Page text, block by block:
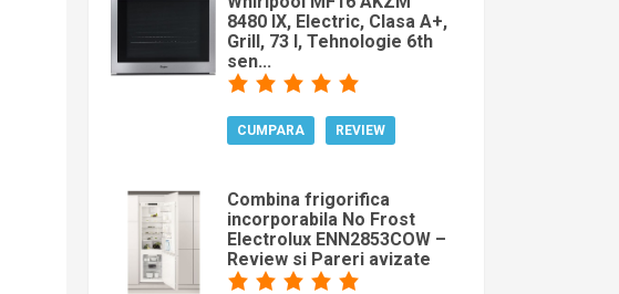
8480 IX, Electric, Clasa A+,
Grill, 73 l, Tehnologie 6th
sen...
CUMPARA REVIEW
Combina frigorifica
incorporabila No Frost
Electrolux ENN2853COW –
Review si Pareri avizate